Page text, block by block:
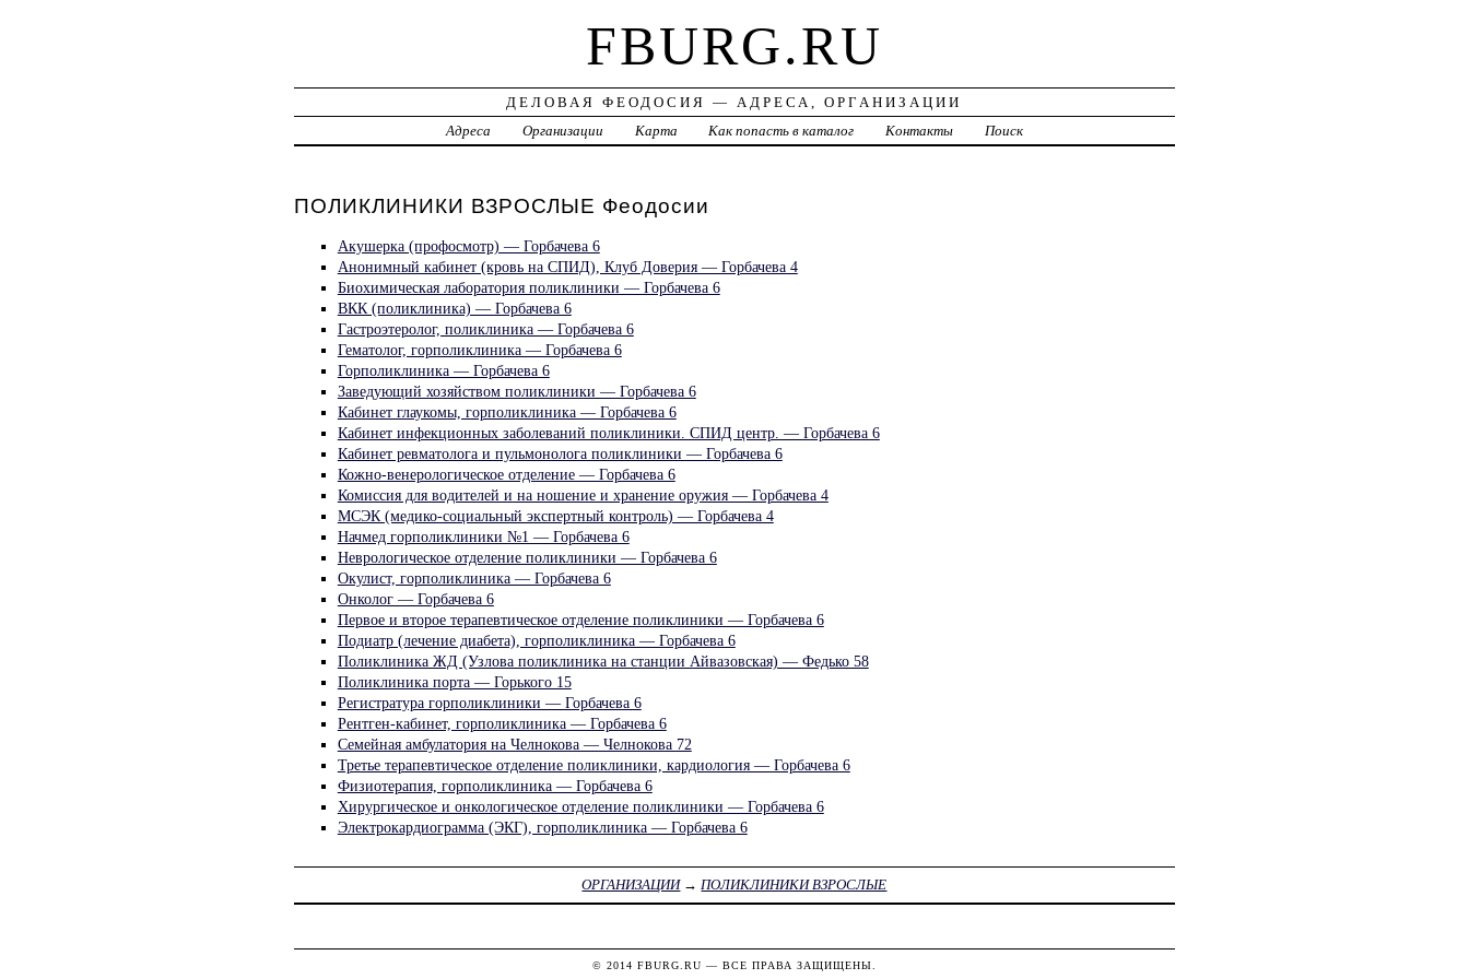
FBURG.RU
ДЕЛОВАЯ ФЕОДОСИЯ — АДРЕСА, ОРГАНИЗАЦИИ
Адреса
Организации Карта Как попасть в каталог Контакты Поиск
ПОЛИКЛИНИКИ ВЗРОСЛЫЕ Феодосии
Акушерка (профосмотр) — Горбачева 6
Анонимный кабинет (кровь на СПИД), Клуб Доверия — Горбачева 4
Биохимическая лаборатория поликлиники — Горбачева 6
ВКК (поликлиника) — Горбачева 6
Гастроэтеролог, поликлиника — Горбачева 6
Гематолог, горполиклиника — Горбачева 6
Горполиклиника — Горбачева 6
Заведующий хозяйством поликлиники — Горбачева 6
Кабинет глаукомы, горполиклиника — Горбачева 6
Кабинет инфекционных заболеваний поликлиники. СПИД центр. — Горбачева 6
Кабинет ревматолога и пульмонолога поликлиники — Горбачева 6
Кожно-венерологическое отделение — Горбачева 6
Комиссия для водителей и на ношение и хранение оружия — Горбачева 4
МСЭК (медико-социальный экспертный контроль) — Горбачева 4
Начмед горполиклиники №1 — Горбачева 6
Неврологическое отделение поликлиники — Горбачева 6
Окулист, горполиклиника — Горбачева 6
Онколог — Горбачева 6
Первое и второе терапевтическое отделение поликлиники — Горбачева 6
Подиатр (лечение диабета), горполиклиника — Горбачева 6
Поликлиника ЖД (Узлова поликлиника на станции Айвазовская) — Федько 58
Поликлиника порта — Горького 15
Регистратура горполиклиники — Горбачева 6
Рентген-кабинет, горполиклиника — Горбачева 6
Семейная амбулатория на Челнокова — Челнокова 72
Третье терапевтическое отделение поликлиники, кардиология — Горбачева 6
Физиотерапия, горполиклиника — Горбачева 6
Хирургическое и онкологическое отделение поликлиники — Горбачева 6
Электрокардиограмма (ЭКГ), горполиклиника — Горбачева 6
ОРГАНИЗАЦИИ→ПОЛИКЛИНИКИ ВЗРОСЛЫЕ
© 2014 FBURG.RU — ВСЕ ПРАВА ЗАЩИЩЕНЫ.